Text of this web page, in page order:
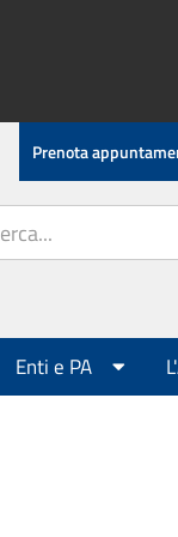
Prenota
Enti e PA